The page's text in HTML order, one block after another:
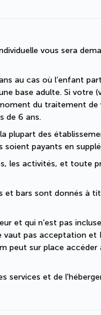
vous sera
au cas où l’enfant
base adulte. Si votre
du traitement
de 6 ans.
plupart des
payants en
les activités, et toute
et bars sont donnés à
et qui n’est pas
pas acceptation et
peut sur place
services et de